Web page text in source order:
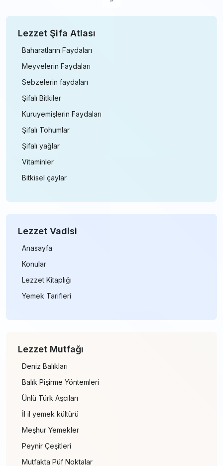
Lezzet Şifa Atlası
Baharatların Faydaları
Meyvelerin Faydaları
Sebzelerin faydaları
Şifalı Bitkiler
Kuruyemişlerin Faydaları
Şifalı Tohumlar
Şifalı yağlar
Vitaminler
Bitkisel çaylar
Lezzet Vadisi
Anasayfa
Konular
Lezzet Kitaplığı
Yemek Tarifleri
Lezzet Mutfağı
Deniz Balıkları
Balık Pişirme Yöntemleri
Ünlü Türk Aşcıları
İl il yemek kültürü
Meşhur Yemekler
Peynir Çeşitleri
Mutfakta Püf Noktalar